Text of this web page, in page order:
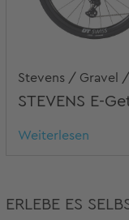
Stevens / Gravel /
STEVENS E-
Weiterlesen
ERLEBE ES